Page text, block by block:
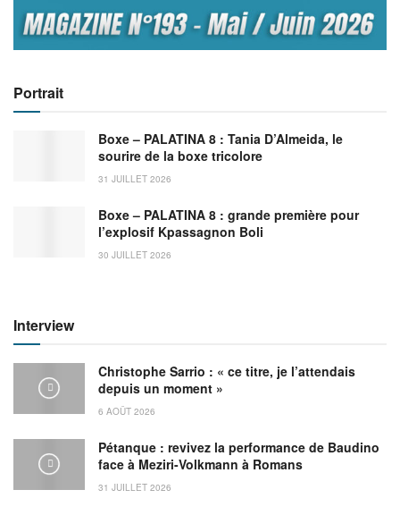
Portrait
Boxe – PALATINA 8 : Tania D’Almeida, le
sourire de la boxe tricolore
31 JUILLET 2026
Boxe – PALATINA 8 : grande première pour
l’explosif Kpassagnon Boli
30 JUILLET 2026
Interview
Christophe Sarrio : « ce titre, je l’attendais
depuis un moment »
6 AOÛT 2026
Pétanque : revivez la performance de Baudino
face à Meziri-Volkmann à Romans
31 JUILLET 2026